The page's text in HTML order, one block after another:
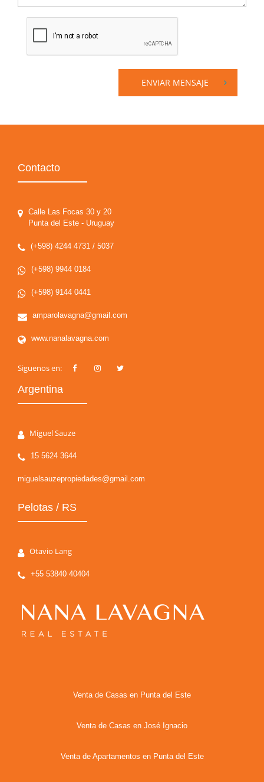
ENVIAR MENSAJE
Contacto
Calle Las Focas 30 y 20
Punta del Este - Uruguay
(+598) 4244 4731 / 5037
(+598) 9944 0184
(+598) 9144 0441
amparolavagna@gmail.com
www.nanalavagna.com
Siguenos en:
Argentina
Miguel Sauze
15 5624 3644
miguelsauzepropiedades@gmail.com
Pelotas / RS
Otavio Lang
+55 53840 40404
Venta de Casas en Punta del Este
Venta de Casas en José Ignacio
Venta de Apartamentos en Punta del Este